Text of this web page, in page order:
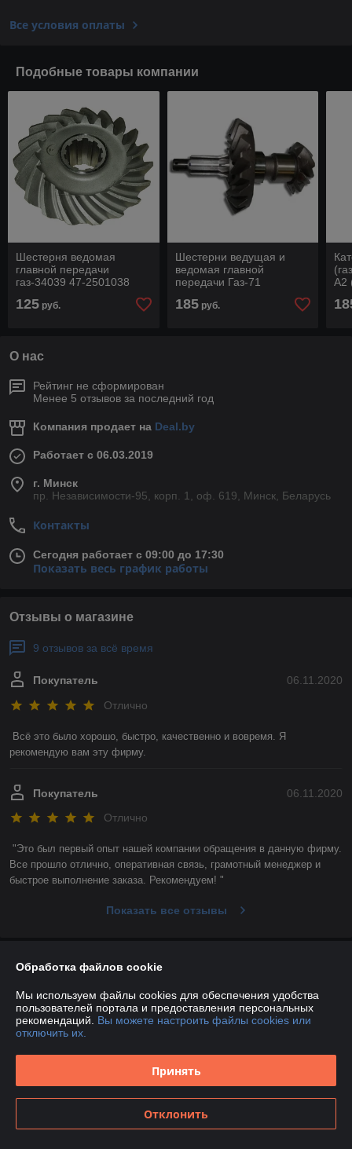
Все условия оплаты
Подобные товары компании
Шестерня ведомая
главной передачи
газ-34039 47-2501038
125 руб.
Шестерни ведущая и
ведомая главной
передачи Газ-71
притирки) 47-2501033
185руб.
А2
О нас
Рейтинг не сформирован
Менее 5 отзывов за последний год
Компания продает на Deal.by
Работает с 06.03.2019
г. Минск
пр. Независимости-95, корп. 1, оф. 619, Минск, Беларусь
Контакты
Сегодня работает с 09:00 до 17:30
Показать весь график работы
Отзывы о магазине
9 отзывов за всё время
06.11.2020
Покупатель
Отлично
Всё это было хорошо, быстро, качественно и вовремя. Я
рекомендую вам эту фирму.
06.11.2020
Покупатель
Отлично
"Это был первый опыт нашей компании обращения в данную фирму.
Все прошло отлично, оперативная связь, грамотный менеджер и
быстрое выполнение заказа. Рекомендуем! "
Показать все отзывы
О нас
Контакты
Доставка и оплата
Обработка файлов cookie
Мы используем файлы cookies для обеспечения удобства
пользователей портала и предоставления персональных
рекомендаций. Вы можете настроить файлы cookies или
отключить их.
Принять
Отклонить